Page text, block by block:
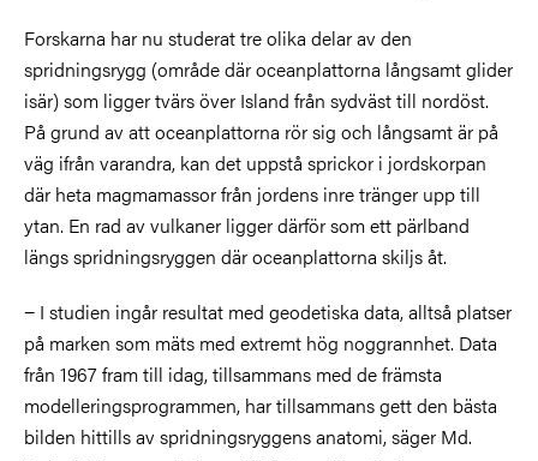
Forskarna har nu studerat tre olika delar av den
spridningsrygg (område där oceanplattorna långsamt glider
isär) som ligger tvärs över Island från sydväst till nordöst.
På grund av att oceanplattorna rör sig och långsamt är på
väg ifrån varandra, kan det uppstå sprickor i jordskorpan
där heta magmamassor från jordens inre tränger upp till
ytan. En rad av vulkaner ligger därför som ett pärlband
längs spridningsryggen där oceanplattorna skiljs åt.
− I studien ingår resultat med geodetiska data, alltså platser
på marken som mäts med extremt hög noggrannhet. Data
från 1967 fram till idag, tillsammans med de främsta
modelleringsprogrammen, har tillsammans gett den bästa
bilden hittills av spridningsryggens anatomi, säger Md.